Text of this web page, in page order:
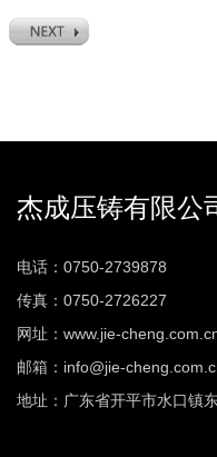
杰成压铸有限公
电话：0750-2739878
传真：0750-2726227
网址：www.jie-
邮箱：info@jie-
地址：广东省开平市水口镇